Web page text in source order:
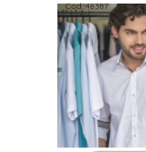
Cod.:48387